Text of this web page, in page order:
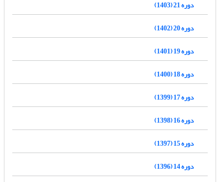
دوره 21 (1403)
دوره 20 (1402)
دوره 19 (1401)
دوره 18 (1400)
دوره 17 (1399)
دوره 16 (1398)
دوره 15 (1397)
دوره 14 (1396)